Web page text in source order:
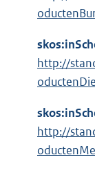
http://
http://